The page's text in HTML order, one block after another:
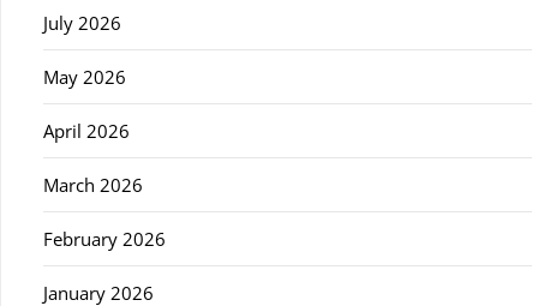
July 2026
May 2026
April 2026
March 2026
February 2026
January 2026